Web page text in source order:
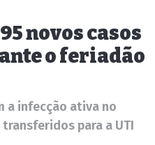
novos casos
o feriadão
a infecção ativa no
para a UTI